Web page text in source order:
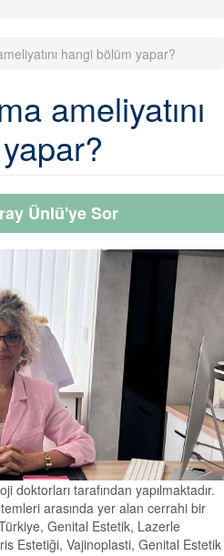
hangi bölüm yapar?
ameliyatını
Ünlü'ye Sor
doktorları tarafından yapılmaktadır.
arasında yer alan cerrahi bir
Genital Estetik, Lazerle
Estetiği, Vajinoplasti, Genital Estetik